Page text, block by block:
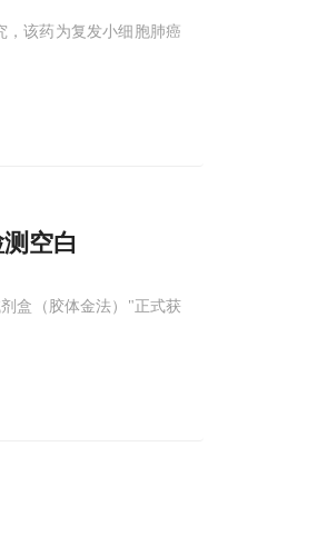
，该药为复发小细胞肺癌
空白
盒（胶体金法）"正式获